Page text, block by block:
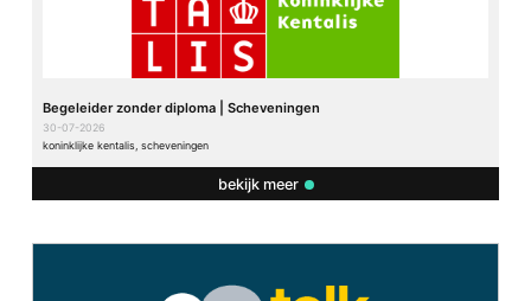
Begeleider zonder diploma | Scheveningen
30-07-2026
koninklijke kentalis, scheveningen
bekijk meer